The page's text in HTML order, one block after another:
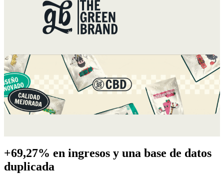
+69,27% en ingresos y una base de datos
duplicada